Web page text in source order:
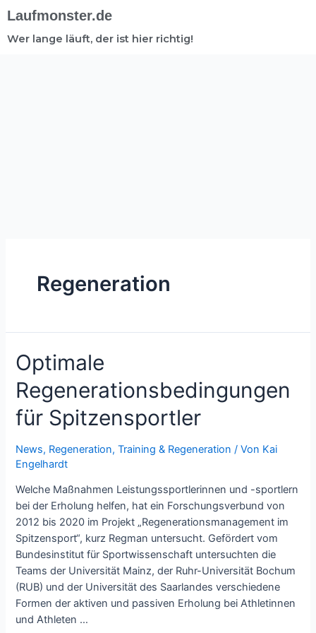
Laufmonster.de
Wer lange läuft, der ist hier richtig!
Regeneration
Optimale
Regenerationsbedingungen
für Spitzensportler
News, Regeneration,Training & Regeneration / Von Kai
Engelhardt
Welche Maßnahmen Leistungssportlerinnen und -sportlern
bei der Erholung helfen, hat ein Forschungsverbund von
2012 bis 2020 im Projekt „Regenerationsmanagement im
Spitzensport“, kurz Regman untersucht. Gefördert vom
Bundesinstitut für Sportwissenschaft untersuchten die
Teams der Universität Mainz, der Ruhr-Universität Bochum
(RUB) und der Universität des Saarlandes verschiedene
Formen der aktiven und passiven Erholung bei Athletinnen
und Athleten …